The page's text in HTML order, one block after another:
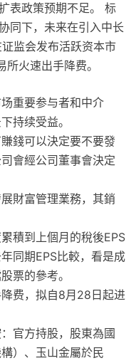
表政策预期不足。 标
同下，未来在引入中长
监会发布活跃资本市
火速出手降费。
重要参与者和中介
持续受益。
錢可以決定要不要發
會經公司董事會決定
財富管理業務，其銷
積到上個月的稅後EPS
同期EPS比較，看是成
票的參考。
费，拟自8月28日起进
官方持股，股東為國
）、玉山金屬於民